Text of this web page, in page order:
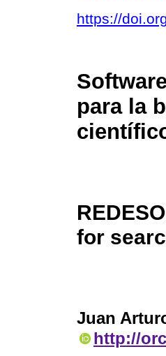
https://
para la
for
Juan
http://